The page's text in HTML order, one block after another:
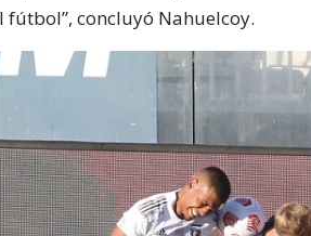
fútbol”, concluyó Nahuelcoy.